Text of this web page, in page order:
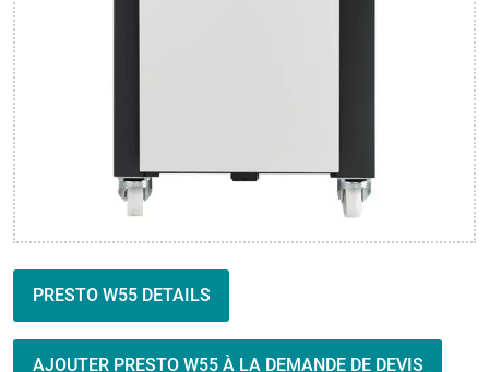
PRESTO W55 DETAILS
AJOUTER PRESTO W55 À LA DEMANDE DE DEVIS